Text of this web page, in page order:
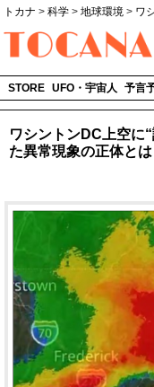
トカナ > 科学 > 地球環境 > ワ
STORE UFO・宇宙人 予言
ワシントンDC上空に
た異常現象の正体とは